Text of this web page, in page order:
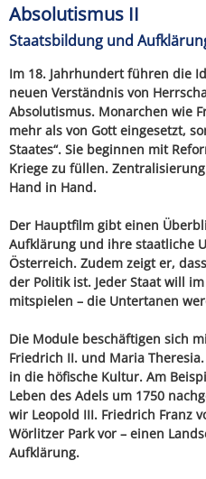
Absolutismus II
Staatsbildung und
Im 18. Jahrhundert führen die
neuen Verständnis von
Absolutismus. Monarchen wie
mehr als von Gott eingesetzt,
Staates“. Sie beginnen mit
Kriege zu füllen.
Hand in Hand.
Der Hauptfilm gibt einen
Aufklärung und ihre staatliche
Österreich. Zudem zeigt er,
der Politik ist. Jeder Staat will
mitspielen – die Untertanen
Die Module beschäftigen sich
Friedrich II. und Maria
in die höfische Kultur. Am
Leben des Adels um 1750
wir Leopold III. Friedrich Franz
Wörlitzer Park vor – einen
Aufklärung.